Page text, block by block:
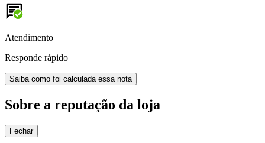
Atendimento
Responde rápido
Saiba como foi calculada essa nota
Sobre a reputação da loja
Fechar